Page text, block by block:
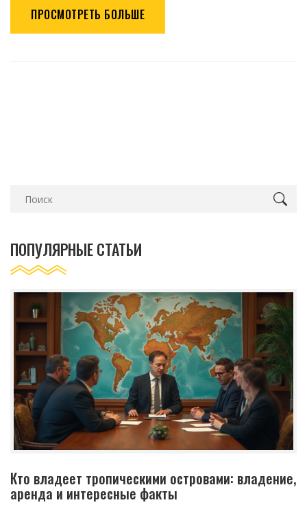
ПРОСМОТРЕТЬ БОЛЬШЕ
ПОПУЛЯРНЫЕ СТАТЬИ
Кто владеет тропическими островами: владение,
аренда и интересные факты